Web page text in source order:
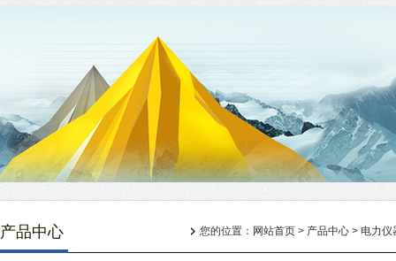
产品中心 您的位置： 网站首页 > 产品中心 > 电力仪